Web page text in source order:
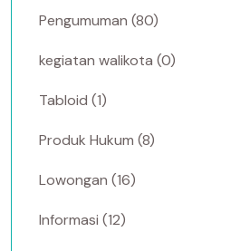
Pengumuman (80)
kegiatan walikota (0)
Tabloid (1)
Produk Hukum (8)
Lowongan (16)
Informasi (12)